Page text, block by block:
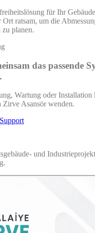
für Ihr
ratsam, um die
zu planen.
das passende
Wartung oder Installation
Zirve Asansör wenden.
und